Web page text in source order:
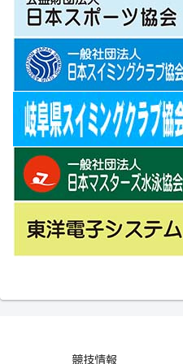
競技情報